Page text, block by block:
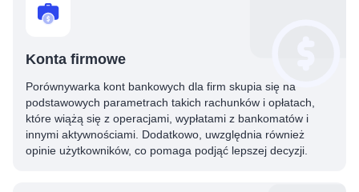
Konta firmowe
Porównywarka kont bankowych dla firm skupia się na
podstawowych parametrach takich rachunków i opłatach,
które wiążą się z operacjami, wypłatami z bankomatów i
innymi aktywnościami. Dodatkowo, uwzględnia również
opinie użytkowników, co pomaga podjąć lepszej decyzji.